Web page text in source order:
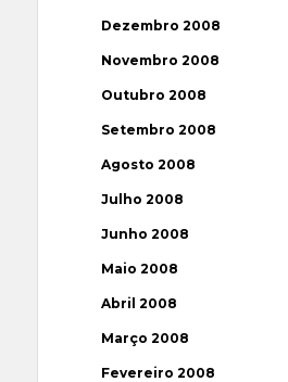
Dezembro 2008
Novembro 2008
Outubro 2008
Setembro 2008
Agosto 2008
Julho 2008
Junho 2008
Maio 2008
Abril 2008
Março 2008
Fevereiro 2008